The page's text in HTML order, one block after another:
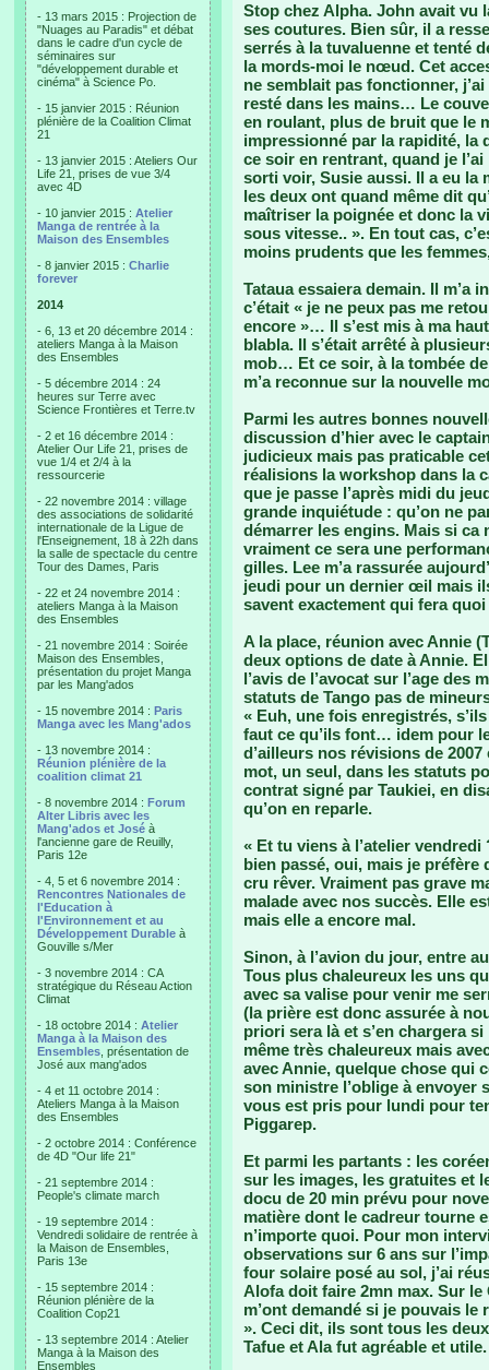
- 13 mars 2015 : Projection de
"Nuages au Paradis" et débat
dans le cadre d'un cycle de
séminaires sur
"développement durable et
cinéma" à Science Po.
- 15 janvier 2015 : Réunion
plénière de la Coalition Climat
21
- 13 janvier 2015 : Ateliers Our
Life 21, prises de vue 3/4
avec 4D
- 10 janvier 2015 : Atelier
Manga de rentrée à la
Maison des Ensembles
- 8 janvier 2015 : Charlie
forever
2014
- 6, 13 et 20 décembre 2014 :
ateliers Manga à la Maison
des Ensembles
- 5 décembre 2014 : 24
heures sur Terre avec
Science Frontières et Terre.tv
- 2 et 16 décembre 2014 :
Atelier Our Life 21, prises de
vue 1/4 et 2/4 à la
ressourcerie
- 22 novembre 2014 : village
des associations de solidarité
internationale de la Ligue de
l'Enseignement, 18 à 22h dans
la salle de spectacle du centre
Tour des Dames, Paris
- 22 et 24 novembre 2014 :
ateliers Manga à la Maison
des Ensembles
- 21 novembre 2014 : Soirée
Maison des Ensembles,
présentation du projet Manga
par les Mang'ados
- 15 novembre 2014 : Paris
Manga avec les Mang'ados
- 13 novembre 2014 :
Réunion plénière de la
coalition climat 21
- 8 novembre 2014 : Forum
Alter Libris avec les
Mang'ados et José à
l'ancienne gare de Reuilly,
Paris 12e
- 4, 5 et 6 novembre 2014 :
Rencontres Nationales de
l'Education à
l'Environnement et au
Développement Durable à
Gouville s/Mer
- 3 novembre 2014 : CA
stratégique du Réseau Action
Climat
- 18 octobre 2014 : Atelier
Manga à la Maison des
Ensembles , présentation de
José aux mang'ados
- 4 et 11 octobre 2014 :
Ateliers Manga à la Maison
des Ensembles
- 2 octobre 2014 : Conférence
de 4D "Our life 21"
- 21 septembre 2014 :
People's climate march
- 19 septembre 2014 :
Vendredi solidaire de rentrée à
la Maison de Ensembles,
Paris 13e
- 15 septembre 2014 :
Réunion plénière de la
Coalition Cop21
- 13 septembre 2014 : Atelier
Manga à la Maison des
Ensembles
Stop chez Alpha. John avait vu
ses coutures. Bien sûr, il a
serrés à la tuvaluenne et tenté
la mords-moi le nœud. Cet
ne semblait pas fonctionner,
resté dans les mains… Le
en roulant, plus de bruit que le
impressionné par la rapidité,
ce soir en rentrant, quand je
sorti voir, Susie aussi. Il a eu la
les deux ont quand même dit
maîtriser la poignée et donc la
sous vitesse.. ». En tout cas,
moins prudents que les
Tataua essaiera demain. Il m’a
c’était « je ne peux pas me
encore »… Il s’est mis à ma
blabla. Il s’était arrêté à
mob… Et ce soir, à la tombée
m’a reconnue sur la nouvelle
Parmi les autres bonnes
discussion d’hier avec le
judicieux mais pas praticable
réalisions la workshop dans la
que je passe l’après midi du
grande inquiétude : qu’on ne
démarrer les engins. Mais si ca
vraiment ce sera une
gilles. Lee m’a rassurée
jeudi pour un dernier œil mais
savent exactement qui fera
A la place, réunion avec Annie
deux options de date à Annie.
l’avis de l’avocat sur l’age des
statuts de Tango pas de
« Euh, une fois enregistrés,
faut ce qu’ils font… idem pour
d’ailleurs nos révisions de
mot, un seul, dans les statuts
contrat signé par Taukiei, en
qu’on en reparle.
« Et tu viens à l’atelier vendredi
bien passé, oui, mais je préfère
cru rêver. Vraiment pas grave
malade avec nos succès. Elle
mais elle a encore mal.
Sinon, à l’avion du jour, entre
Tous plus chaleureux les uns
avec sa valise pour venir me
(la prière est donc assurée à
priori sera là et s’en chargera
même très chaleureux mais
avec Annie, quelque chose qui
son ministre l’oblige à envoyer
vous est pris pour lundi pour
Piggarep.
Et parmi les partants : les
sur les images, les gratuites et
docu de 20 min prévu pour
matière dont le cadreur tourne
n’importe quoi. Pour mon
observations sur 6 ans sur
four solaire posé au sol, j’ai
Alofa doit faire 2mn max. Sur le
m’ont demandé si je pouvais le
». Ceci dit, ils sont tous les
Tafue et Ala fut agréable et utile.